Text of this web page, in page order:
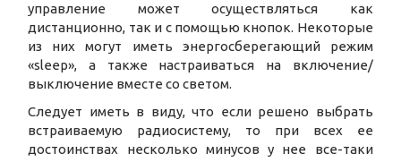
управление может осуществляться как
дистанционно, так и с помощью кнопок. Некоторые
из них могут иметь энергосберегающий режим
«sleep», а также настраиваться на включение/
выключение вместе со светом.
Следует иметь в виду, что если решено выбрать
встраиваемую радиосистему, то при всех ее
достоинствах несколько минусов у нее все-таки